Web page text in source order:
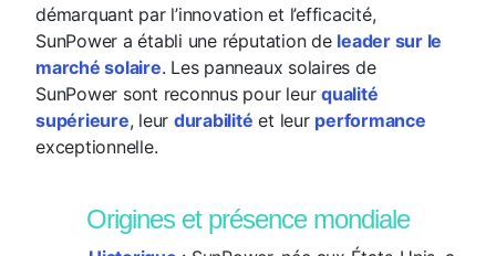
démarquant par l’innovation et l’efficacité,
SunPower a établi une réputation de leader sur le
marché solaire. Les panneaux solaires de
SunPower sont reconnus pour leurqualité
supérieure, leur durabilité et leur performance
exceptionnelle.
Origines et présence mondiale